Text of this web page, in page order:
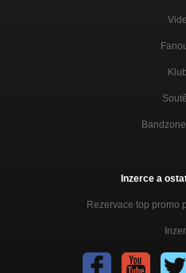
Inzerce a
Rezervace top promo